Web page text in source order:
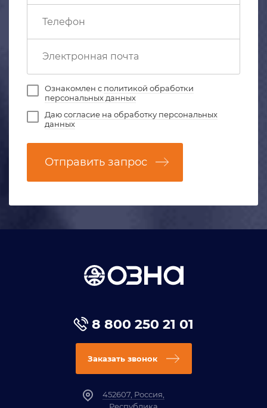
Ознакомлен с политикой обработки
персональных данных
Даюсогласие на обработку персональных
данных
Отправить запрос
8 800 250 21 01
Заказать звонок
452607, Россия,
Республика